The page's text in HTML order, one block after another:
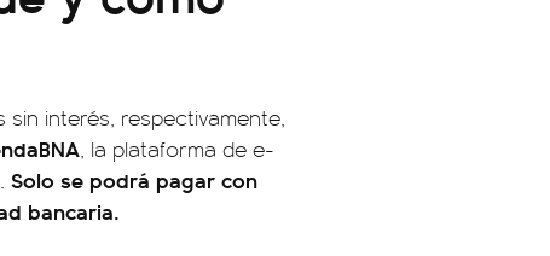
interés, respectivamente,
, la plataforma de e-
Solo se podrá pagar con
bancaria.